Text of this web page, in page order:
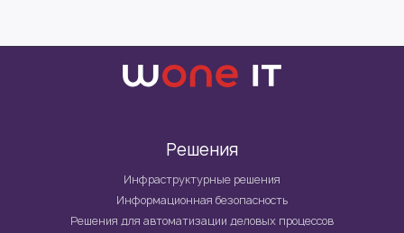
Решения
Инфраструктурные решения
Информационная безопасность
Решения для автоматизации деловых процессов